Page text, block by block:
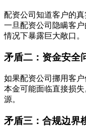
配资公司知道客户的
一旦配资公司隐瞒客
情况下暴露巨大敞口。
矛盾二：资金安全
如果配资公司挪用客
本金可能面临直接损
源。
矛盾三：合规边界